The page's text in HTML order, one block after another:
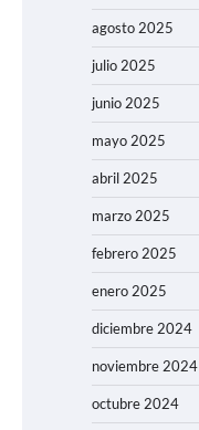
agosto 2025
julio 2025
junio 2025
mayo 2025
abril 2025
marzo 2025
febrero 2025
enero 2025
diciembre 2024
noviembre 2024
octubre 2024